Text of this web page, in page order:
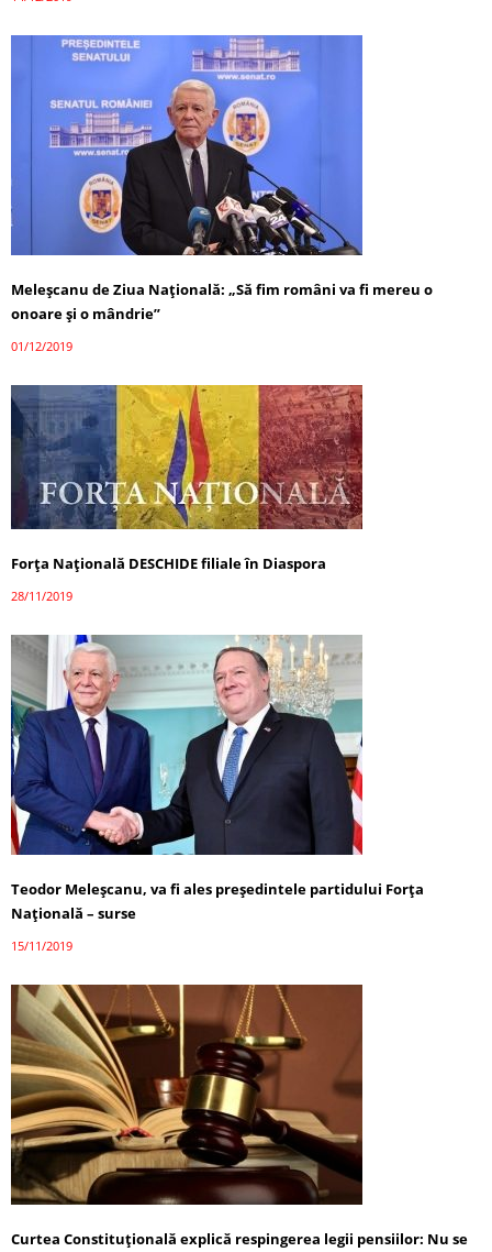
Meleşcanu de Ziua Naţională: „Să fim români va fi mereu o
onoare şi o mândrie”
01/12/2019
Forța Națională DESCHIDE filiale în Diaspora
28/11/2019
Teodor Meleșcanu, va fi ales președintele partidului Forța
Națională – surse
15/11/2019
Curtea Constituțională explică respingerea legii pensiilor: Nu se